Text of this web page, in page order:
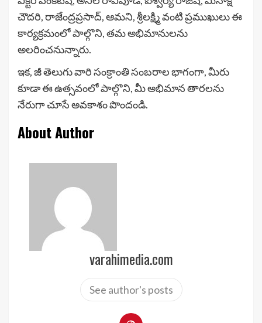
చౌదరి, రాజేంద్రప్రసాద్, ఆమని, శ్రీలక్ష్మి వంటి ప్రముఖులు ఈ
కార్యక్రమంలో పాల్గొని, తమ అభిమానులను
అలరించనున్నారు.
ఇక, జీ తెలుగు వారి సంక్రాంతి సంబరాల భాగంగా, మీరు
కూడా ఈ ఉత్సవంలో పాల్గొని, మీ అభిమాన తారలను
నేరుగా చూసే అవకాశం పొందండి.
About Author
varahimedia.com
See author's posts